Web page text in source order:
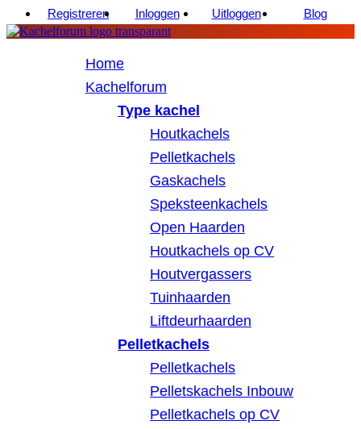
Registreren Inloggen Uitloggen Blog
Home
Kachelforum
Type kachel
Houtkachels
Pelletkachels
Gaskachels
Speksteenkachels
Open Haarden
Houtkachels op CV
Houtvergassers
Tuinhaarden
Liftdeurhaarden
Pelletkachels
Pelletkachels
Pelletskachels Inbouw
Pelletkachels op CV